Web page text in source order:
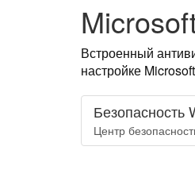
Встроенный
настройке
Безопасность
Центр